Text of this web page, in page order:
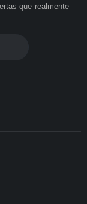
que realmente